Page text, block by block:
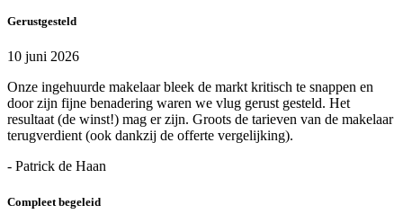
Gerustgesteld
10 juni 2026
Onze ingehuurde makelaar bleek de markt kritisch te snappen en
door zijn fijne benadering waren we vlug gerust gesteld. Het
resultaat (de winst!) mag er zijn. Groots de tarieven van de makelaar
terugverdient (ook dankzij de offerte vergelijking).
- Patrick de Haan
Compleet begeleid